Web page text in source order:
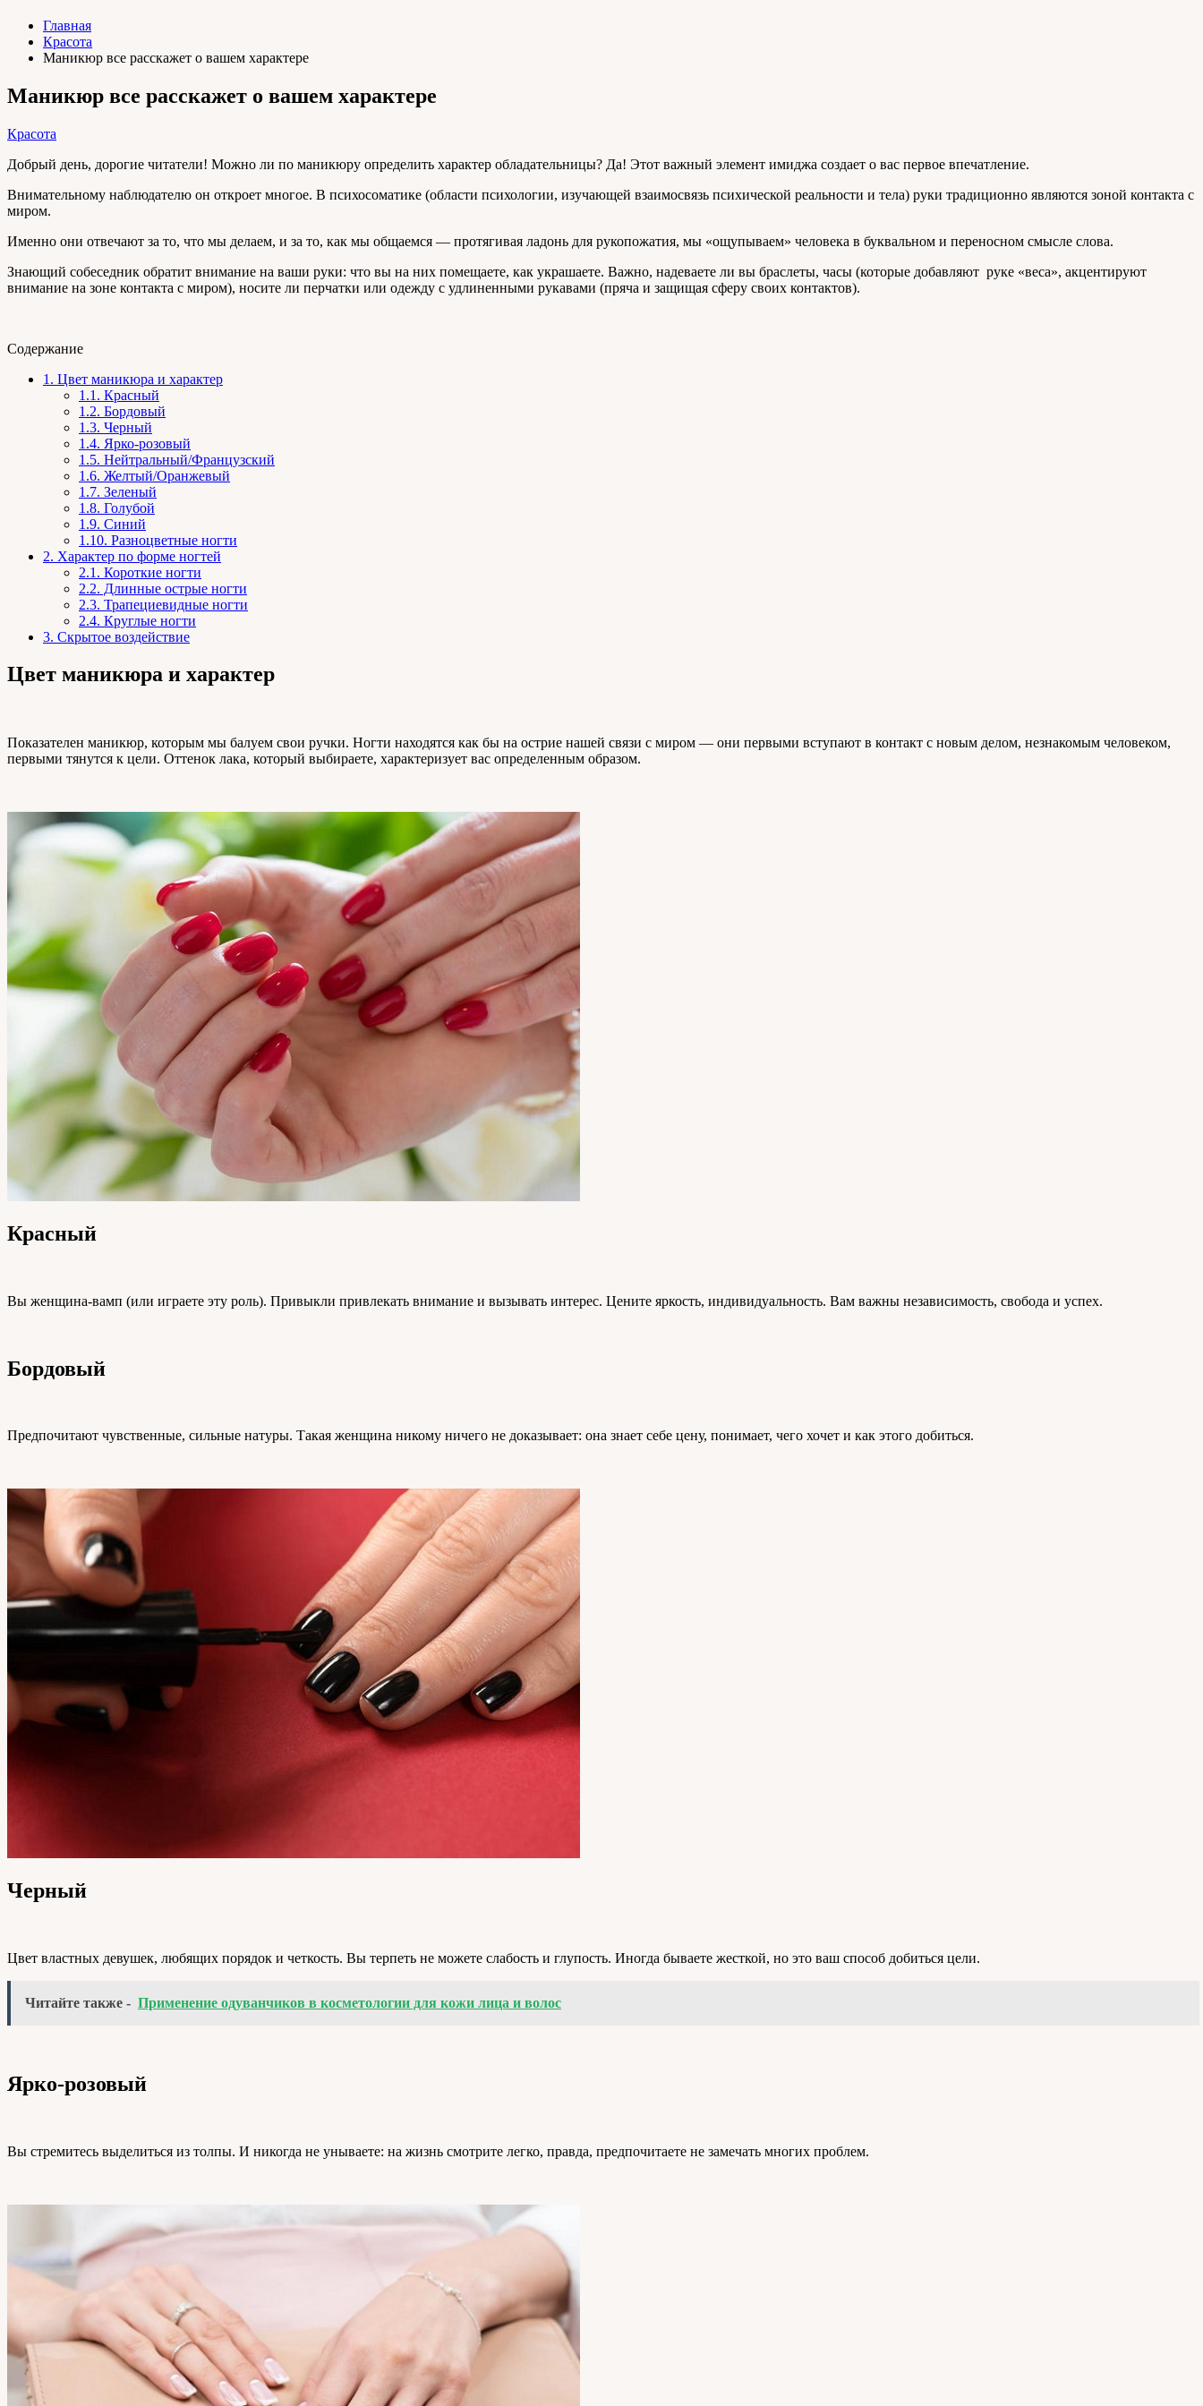
Главная
Красота
Маникюр все расскажет о вашем характере
Маникюр все расскажет о вашем характере
Красота
Добрый день, дорогие читатели! Можно ли по маникюру определить характер обладательницы? Да! Этот важный элемент имиджа создает о вас первое впечатление.
Внимательному наблюдателю он откроет многое. В психосоматике (области психологии, изучающей взаимосвязь психической реальности и тела) руки традиционно являются зоной контакта с
миром.
Именно они отвечают за то, что мы делаем, и за то, как мы общаемся — протягивая ладонь для рукопожатия, мы «ощупываем» человека в буквальном и переносном смысле слова.
Знающий собеседник обратит внимание на ваши руки: что вы на них помещаете, как украшаете. Важно, надеваете ли вы браслеты, часы (которые добавляют руке «веса», акцентируют
внимание на зоне контакта с миром), носите ли перчатки или одежду с удлиненными рукавами (пряча и защищая сферу своих контактов).
Содержание
1. Цвет маникюра и характер
1.1. Красный
1.2. Бордовый
1.3. Черный
1.4. Ярко-розовый
1.5. Нейтральный/Французский
1.6. Желтый/Оранжевый
1.7. Зеленый
1.8. Голубой
1.9. Синий
1.10. Разноцветные ногти
2. Характер по форме ногтей
2.1. Короткие ногти
2.2. Длинные острые ногти
2.3. Трапециевидные ногти
2.4. Круглые ногти
3. Скрытое воздействие
Цвет маникюра и характер
Показателен маникюр, которым мы балуем свои ручки. Ногти находятся как бы на острие нашей связи с миром — они первыми вступают в контакт с новым делом, незнакомым человеком,
первыми тянутся к цели. Оттенок лака, который выбираете, характеризует вас определенным образом.
Красный
Вы женщина-вамп (или играете эту роль). Привыкли привлекать внимание и вызывать интерес. Цените яркость, индивидуальность. Вам важны независимость, свобода и успех.
Бордовый
Предпочитают чувственные, сильные натуры. Такая женщина никому ничего не доказывает: она знает себе цену, понимает, чего хочет и как этого добиться.
Черный
Цвет властных девушек, любящих порядок и четкость. Вы терпеть не можете слабость и глупость. Иногда бываете жесткой, но это ваш способ добиться цели.
Читайте также - Применение одуванчиков в косметологии для кожи лица и волос
Ярко-розовый
Вы стремитесь выделиться из толпы. И никогда не унываете: на жизнь смотрите легко, правда, предпочитаете не замечать многих проблем.